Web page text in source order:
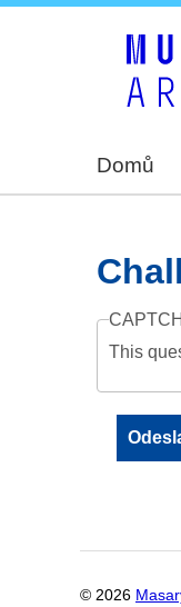
Domů
This
© 2026